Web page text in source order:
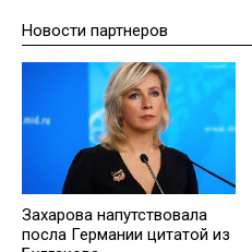
Новости партнеров
Захарова напутствовала
посла Германии цитатой из